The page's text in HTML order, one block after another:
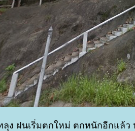
ลุง ฝนเริ่มตกใหม่ ตกหนักอีกแล้